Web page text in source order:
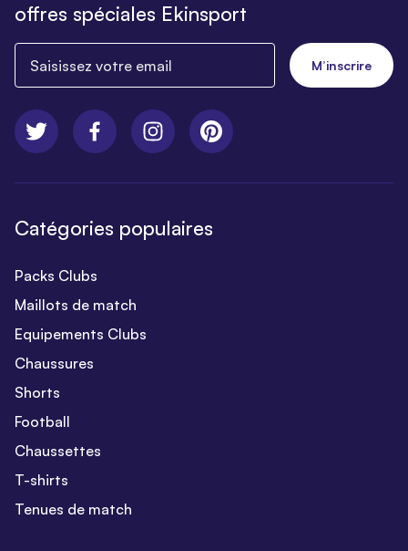
offres spéciales Ekinsport
M’inscrire
Catégories populaires
Packs Clubs
Maillots de match
Equipements Clubs
Chaussures
Shorts
Football
Chaussettes
T-shirts
Tenues de match